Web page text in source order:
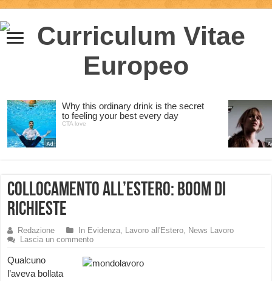
Collocamento all’estero: boom di
richieste
Redazione In Evidenza, Lavoro all'Estero, News Lavoro
Lascia un commento
Qualcuno
l’aveva bollata